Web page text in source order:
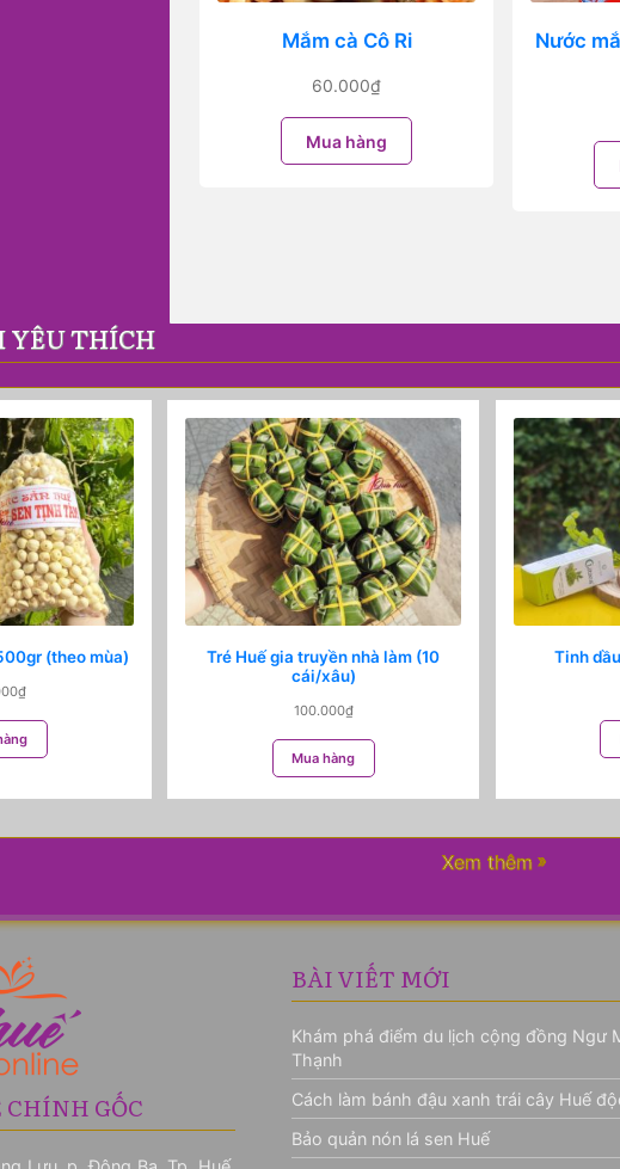
Mắm cà Cô Ri
60.000₫
Mua hàng
Nước
YÊU THÍCH
(theo mùa)
₫
Tré Huế gia truyền nhà làm (10
cái/xâu)
100.000₫
Mua hàng
Tinh
Xem thêm
GỐC
BÀI VIẾT MỚI
Khám phá điểm du lịch cộng đồng Ngư
Thạnh
Cách làm bánh đậu xanh trái cây Huế
Bảo quản nón lá sen Huế